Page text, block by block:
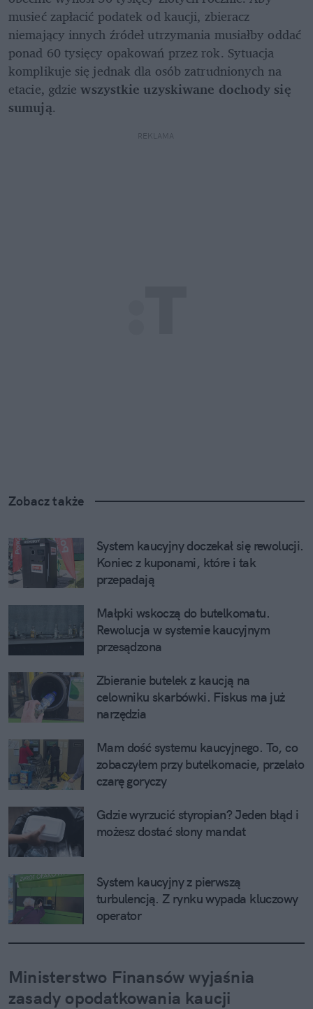
musieć zapłacić podatek od kaucji, zbieracz
niemający innych źródeł utrzymania musiałby oddać
ponad 60 tysięcy opakowań przez rok. Sytuacja
komplikuje się jednak dla osób zatrudnionych na
etacie, gdzie wszystkie uzyskiwane dochody się
sumują.
REKLAMA
Zobacz także
System kaucyjny doczekał się rewolucji.
Koniec z kuponami, które i tak
przepadają
Małpki wskoczą do butelkomatu.
Rewolucja w systemie kaucyjnym
przesądzona
Zbieranie butelek z kaucją na
celowniku skarbówki. Fiskus ma już
narzędzia
Mam dość systemu kaucyjnego. To, co
zobaczyłem przy butelkomacie, przelało
czarę goryczy
Gdzie wyrzucić styropian? Jeden błąd i
możesz dostać słony mandat
System kaucyjny z pierwszą
turbulencją. Z rynku wypada kluczowy
operator
Ministerstwo Finansów wyjaśnia
zasady opodatkowania kaucji